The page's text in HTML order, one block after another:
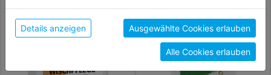
der Verwendung aller Cookies zu. Unter "Details
anzeigen" findest du alle Infos zu den
unterschiedlichen Cookies, unter "Cookies
Konfigurieren" kannst du auswählen, welche Cookies
du zulassen möchtest und welche nicht.
Details anzeigen Ausgewählte Cookies erlauben
Alle Cookies erlauben